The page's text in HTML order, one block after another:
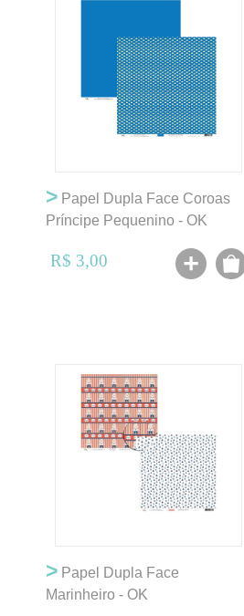
>Papel Dupla Face Coroas
Príncipe Pequenino - OK
R$ 3,00
>Papel Dupla Face
Marinheiro - OK